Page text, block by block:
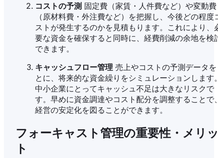
コストの予測 固定費（家賃・人件費など）や変動費
（原材料費・外注費など）を把握し、今後どの程度
ストが発生するのかを見積もります。これにより、
要な資金を確保すると同時に、経費削減の余地を検
できます。
キャッシュフロー管理 売上やコストの予測データ
とに、将来的な資金繰りをシミュレーションします
中小企業にとってキャッシュ不足は大きなリスクで
す。早めに資金調達やコスト配分を調整することで
経営の安定化を図ることができます。
フォーキャスト管理の重要性・メリ
ト